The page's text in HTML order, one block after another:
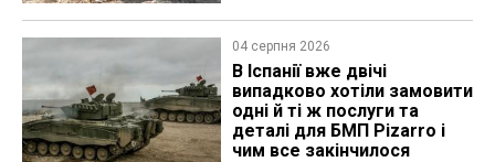
04 серпня 2026
В Іспанії вже двічі
випадково хотіли замовити
одні й ті ж послуги та
деталі для БМП Pizarro і
чим все закінчилося